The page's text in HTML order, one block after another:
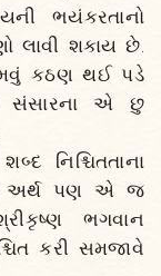
ભયંકરતાનો
લાવી શકાય છે.
કઠણ થઈ પડે
સંસારના એ છુ
નિશ્ચિતતાના
અર્થ પણ એ જ
ભગવાન
કરી સમજાવે